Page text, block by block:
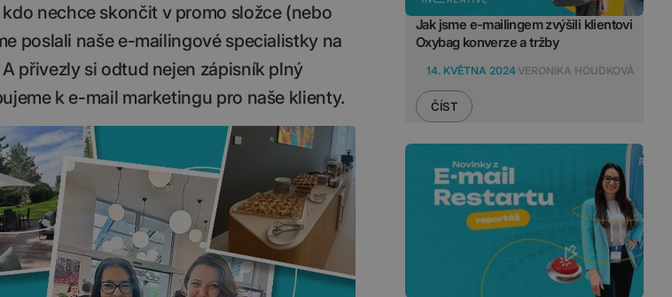
nechce skončit v promo složce (nebo
poslali naše e-mailingové specialistky na
přivezly si odtud nejen zápisník plný
k e-mail marketingu pro naše klienty.
Jak jsme e-mailingem zvýšili klientovi
Oxybag konverze a tržby
14. KVĚTNA 2024 VERONIKA HOUDKOVÁ
ČÍST